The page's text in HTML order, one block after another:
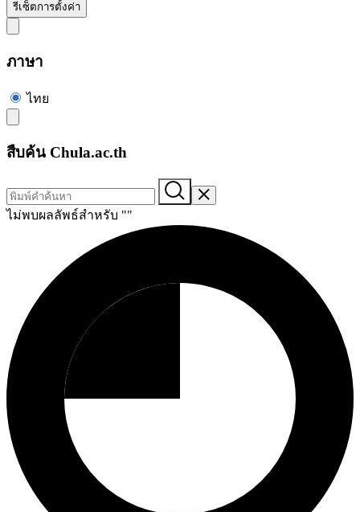
รีเซ็ตการตั้งค่า
ภาษา
ไทย
สืบค้น Chula.ac.th
ไม่พบผลลัพธ์สำหรับ ""